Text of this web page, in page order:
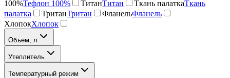
100%Тефлон 100% ТитанТитан Ткань палаткаТкань
палатка
ТританТритан ФланельФланель
ХлопокХлопок
Объем, л
Утеплитель
Температурный режим